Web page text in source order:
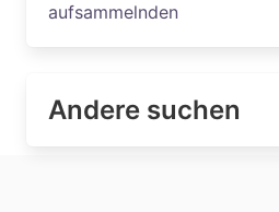
aufsammelnden
Andere suchen